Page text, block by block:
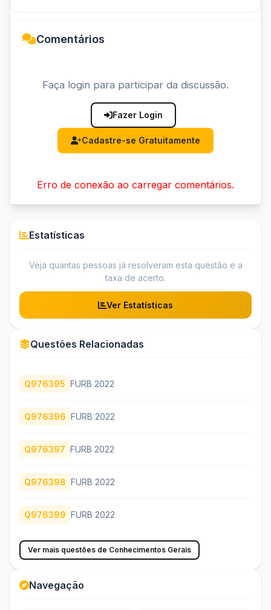
Comentários
Faça login para participar da discussão.
Fazer Login
Cadastre-se Gratuitamente
Erro de conexão ao carregar comentários.
Estatísticas
Veja quantas pessoas já resolveram esta questão e a
taxa de acerto.
Ver Estatísticas
Questões Relacionadas
Q976395 FURB 2022
Q976396 FURB 2022
Q976397 FURB 2022
Q976398 FURB 2022
Q976399 FURB 2022
Ver mais questões de Conhecimentos Gerais
Navegação